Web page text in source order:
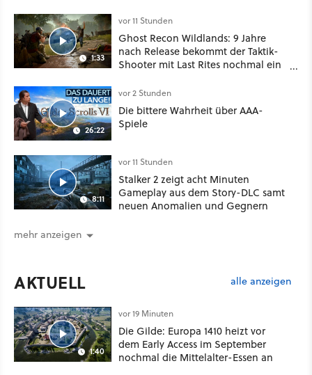
oder Diplomatie
1:33
vor 11 Stunden
Ghost Recon Wildlands: 9 Jahre
nach Release bekommt der Taktik-
Shooter mit Last Rites nochmal ein
26:22
vor 2 Stunden
Die bittere Wahrheit über AAA-
Spiele
8:11
vor 11 Stunden
Stalker 2 zeigt acht Minuten
Gameplay aus dem Story-DLC samt
neuen Anomalien und Gegnern
mehr anzeigen
AKTUELL alle anzeigen
1:40
vor 19 Minuten
Die Gilde: Europa 1410 heizt vor
dem Early Access im September
nochmal die Mittelalter-Essen an